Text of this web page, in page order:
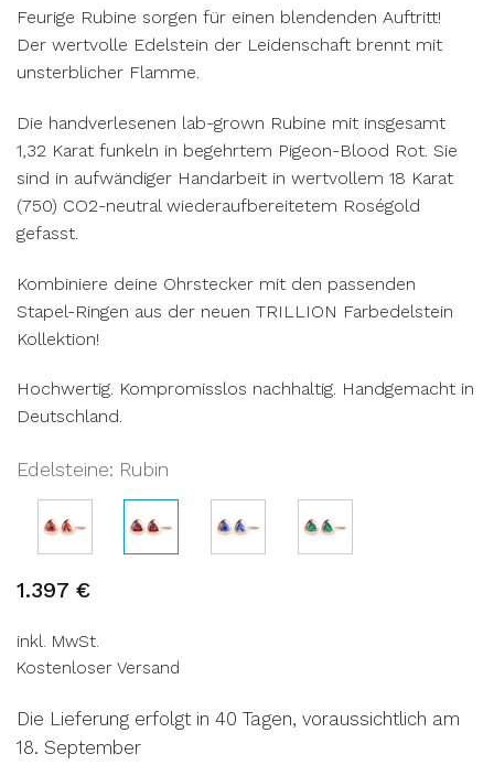
Feurige Rubine sorgen für einen blendenden Auftritt!
Der wertvolle Edelstein der Leidenschaft brennt mit
unsterblicher Flamme.
Die handverlesenen lab-grown Rubine mit insgesamt
1,32 Karat funkeln in begehrtem Pigeon-Blood Rot. Sie
sind in aufwändiger Handarbeit in wertvollem 18 Karat
(750) CO2-neutral wiederaufbereitetem Roségold
gefasst.
Kombiniere deine Ohrstecker mit den passenden
Stapel-Ringen aus der neuen TRILLION Farbedelstein
Kollektion!
Hochwertig. Kompromisslos nachhaltig. Handgemacht in
Deutschland.
Edelsteine: Rubin
1.397 €
inkl. MwSt.
Kostenloser Versand
Die Lieferung erfolgt in 40 Tagen, voraussichtlich am
18. September